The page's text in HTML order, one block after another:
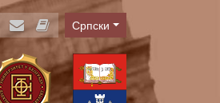
Language
Српски